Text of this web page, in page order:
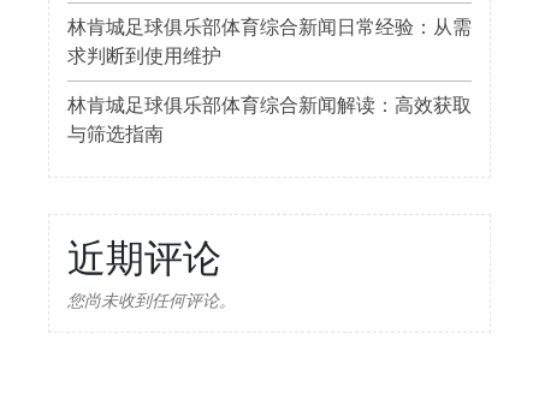
林肯城足球俱乐部体育综合新闻日常经验：从需
求判断到使用维护
林肯城足球俱乐部体育综合新闻解读：高效获取
与筛选指南
近期评论
您尚未收到任何评论。